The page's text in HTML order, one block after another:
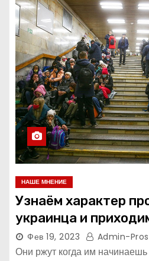
НАШЕ МНЕНИЕ
Узнаём характер
украинца и
Фев 19, 2023 Admin-
Они ржут когда им